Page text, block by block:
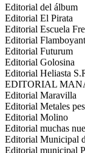
Editorial del álbum
Editorial El Pirata
Editorial Escuela
Editorial Flamboyant
Editorial Futurum
Editorial Golosina
Editorial Heliasta
EDITORIAL
Editorial Maravilla
Editorial Metales
Editorial Molino
Editorial muchas
Editorial Municipal
Editorial municipal